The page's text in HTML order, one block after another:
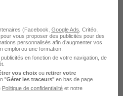
depuis le 24/09/25
en Métallerie
28 000 - 38 000 € / an
depuis le 06/09/25
(Facebook, Google Ads , Critéo,
vous proposer des publicités pour des
personnalisés afin d’augmenter vos
emploi ou une formation.
en fonction de votre navigation, de
vos choix ou retirer votre
"Gérer les traceurs" en bas de page.
Politique de confidentialité et notre